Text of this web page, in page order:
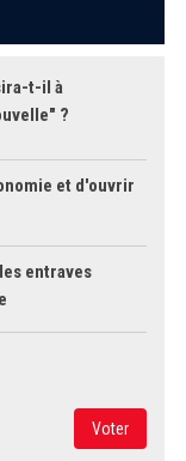
t-il à
?
et d'ouvrir
entraves
Voter